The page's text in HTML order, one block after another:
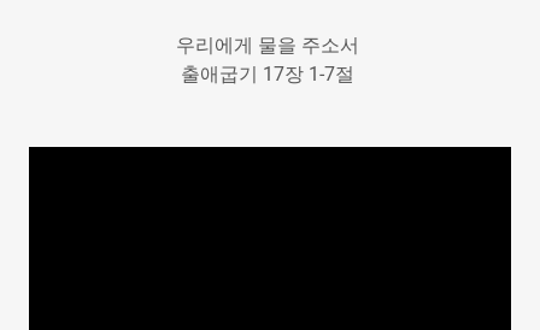
우리에게 물을 주소서
출애굽기 17장 1-7절